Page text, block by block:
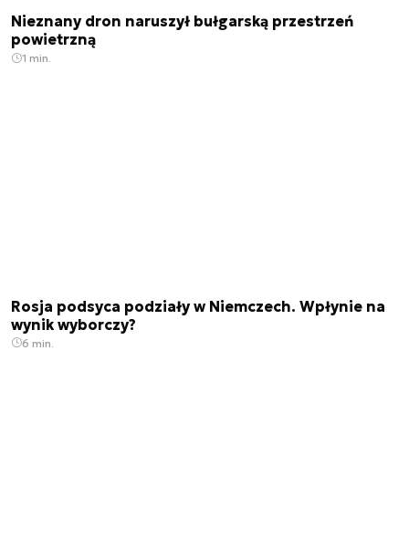
Nieznany dron naruszył bułgarską przestrzeń
powietrzną
1 min.
Rosja podsyca podziały w Niemczech. Wpłynie na
wynik wyborczy?
6 min.